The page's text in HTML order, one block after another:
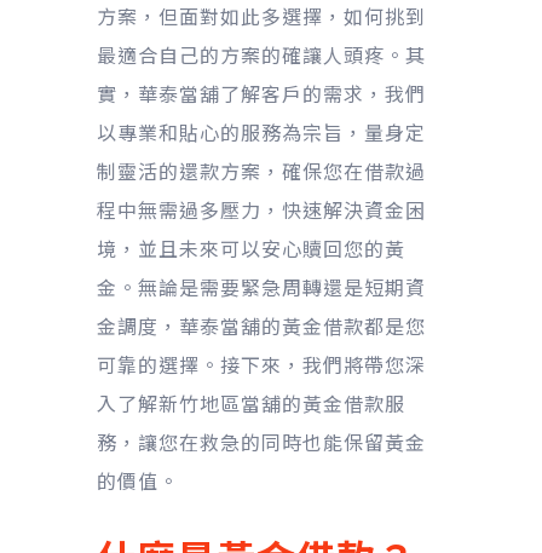
方案，但面對如此多選擇，如何挑到
最適合自己的方案的確讓人頭疼。其
實，華泰當舖了解客戶的需求，我們
以專業和貼心的服務為宗旨，量身定
制靈活的還款方案，確保您在借款過
程中無需過多壓力，快速解決資金困
境，並且未來可以安心贖回您的黃
金。無論是需要緊急周轉還是短期資
金調度，華泰當舖的黃金借款都是您
可靠的選擇。接下來，我們將帶您深
入了解新竹地區當舖的黃金借款服
務，讓您在救急的同時也能保留黃金
的價值。